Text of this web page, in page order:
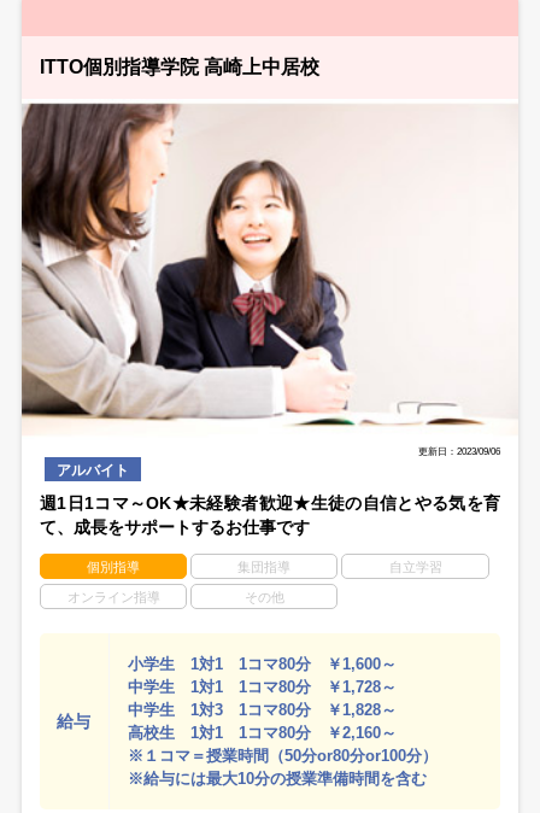
ITTO個別指導学院 高崎上中居校
更新日：2023/09/06
アルバイト
週1日1コマ～OK★未経験者歓迎★生徒の自信とやる気を育
て、成長をサポートするお仕事です
個別指導 集団指導 自立学習
オンライン指導 その他
給与
小学生 1対1 1コマ80分 ￥1,600～
中学生 1対1 1コマ80分 ￥1,728～
中学生 1対3 1コマ80分 ￥1,828～
高校生 1対1 1コマ80分 ￥2,160～
※１コマ＝授業時間（50分or80分or100分）
※給与には最大10分の授業準備時間を含む